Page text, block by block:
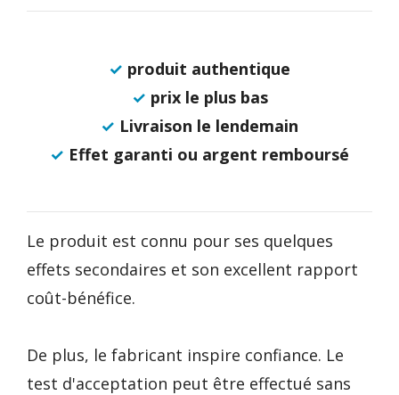
✓ produit authentique
✓ prix le plus bas
✓ Livraison le lendemain
✓ Effet garanti ou argent remboursé
Le produit est connu pour ses quelques
effets secondaires et son excellent rapport
coût-bénéfice.
De plus, le fabricant inspire confiance. Le
test d'acceptation peut être effectué sans